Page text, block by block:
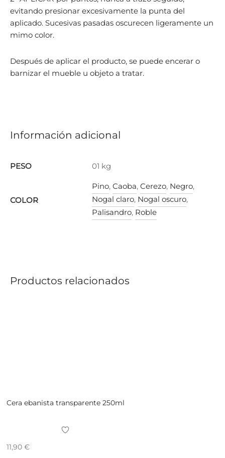
evitando presionar excesivamente la punta del
aplicado. Sucesivas pasadas oscurecen ligeramente un
mimo color.
Después de aplicar el producto, se puede encerar o
barnizar el mueble u objeto a tratar.
Información adicional
PESO 01 kg
COLOR
Pino, Caoba, Cerezo, Negro,
Nogal claro, Nogal oscuro,
Palisandro, Roble
Productos relacionados
Cera ebanista transparente 250ml
11,90 €